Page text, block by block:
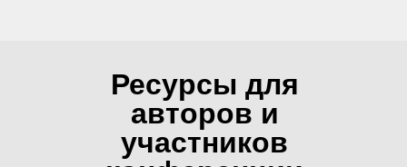
Ресурсы для
авторов и
участников